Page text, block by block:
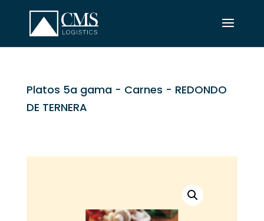
Platos 5a gama- Carnes - REDONDO
DE TERNERA